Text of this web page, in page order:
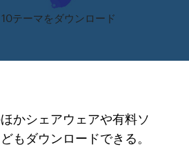
テーマをダウンロード
かシェアウェアや有料ソ
もダウンロードできる。